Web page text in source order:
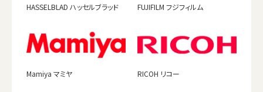
HASSELBLAD ハッセルブラッド FUJIFILM フジフィルム
Mamiya マミヤ RICOH リコー